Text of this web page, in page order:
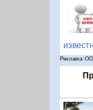
Реклама: